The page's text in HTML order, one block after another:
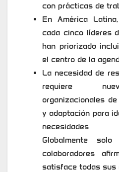
con prácticas de
En América
cada cinco líderes
han priorizado
el centro de la
La necesidad de
requiere
organizacionales
y adaptación para
Globalmente
colaboradores
satisface todas sus